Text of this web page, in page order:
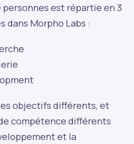
est répartie en 3
dans Morpho Labs :
objectifs différents, et
compétence différents
et la